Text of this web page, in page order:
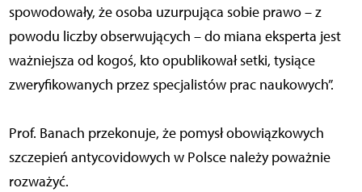
spowodowały, że osoba uzurpująca sobie prawo – z
powodu liczby obserwujących – do miana eksperta jest
ważniejsza od kogoś, kto opublikował setki, tysiące
zweryfikowanych przez specjalistów prac naukowych”.
Prof. Banach przekonuje, że pomysł obowiązkowych
szczepień antycovidowych w Polsce należy poważnie
rozważyć.